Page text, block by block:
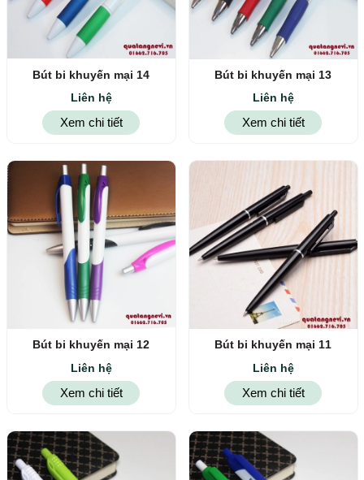
Bút bi khuyến mại 14
Liên hệ
Xem chi tiết
Bút bi khuyến mại 13
Liên hệ
Xem chi tiết
Bút bi khuyến mại 12
Liên hệ
Xem chi tiết
Bút bi khuyến mại 11
Liên hệ
Xem chi tiết